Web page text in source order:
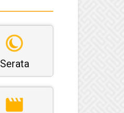
Serata